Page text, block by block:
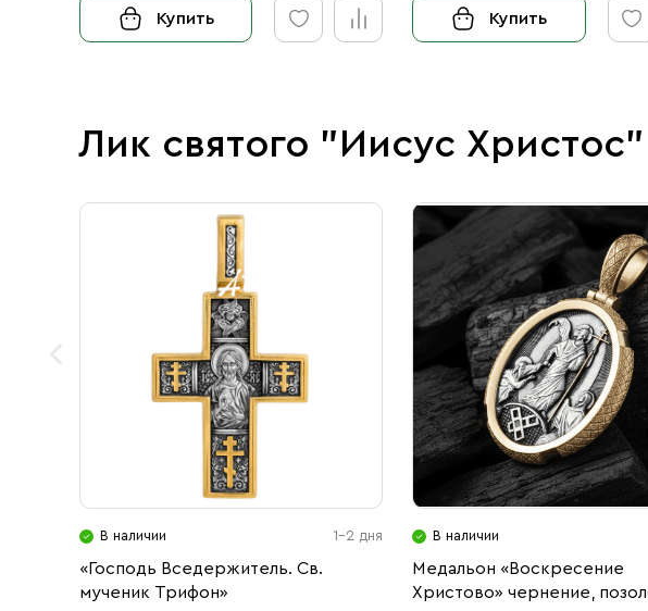
Купить Купить
Лик святого "Иисус
В наличии 1-2 дня
«Господь Вседержитель. Св.
мученик Трифон»
В наличии
Медальон «Воскресение
Христово» чернение,